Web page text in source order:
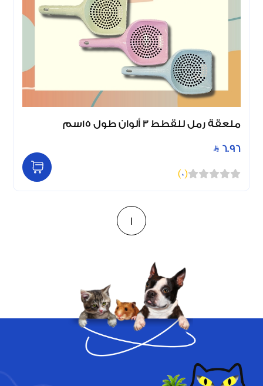
ملعقة رمل للقطط 3 ألوان طول 15سم
6.96
(
0
)
1